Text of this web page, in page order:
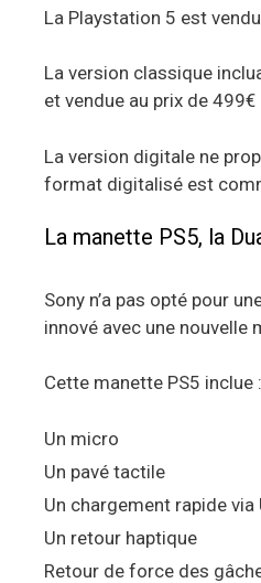
La Playstation 5 est
La version classique
et vendue au prix de 499€
La version digitale ne
format digitalisé est
La manette PS5, la
Sony n’a pas opté pour
innové avec une nouvelle
Cette manette PS5 inclue :
Un micro
Un pavé tactile
Un chargement rapide via
Un retour haptique
Retour de force des